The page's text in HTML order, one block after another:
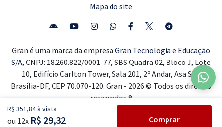
R$ 351,84 à vista
ou 12x R$ 29,32 Comprar
Mapa do site
Gran é uma marca da empresa Gran Tecnologia e Educação
S/A, CNPJ: 18.260.822/0001-77, SBS Quadra 02, Bloco J, Lote
10, Edifício Carlton Tower, Sala 201, 2º Andar, Asa Sul,
Brasília-DF, CEP 70.070-120. Gran - 2026 © Todos os direitos
reservados ®